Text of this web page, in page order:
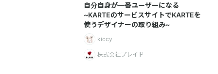
自分自身が一番ユーザーになる
~KARTEのサービスサイトでKARTEを
使うデザイナーの取り組み~
kiccy
株式会社プレイド